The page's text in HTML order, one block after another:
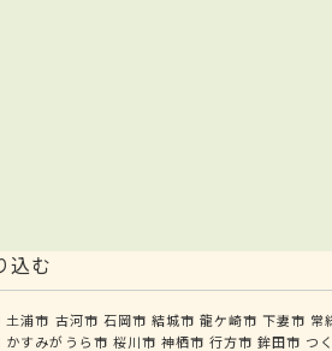
込む
土浦市 古河市 石岡市 結城市 龍ケ崎市 下妻市 常
かすみがうら市 桜川市 神栖市 行方市 鉾田市 つ